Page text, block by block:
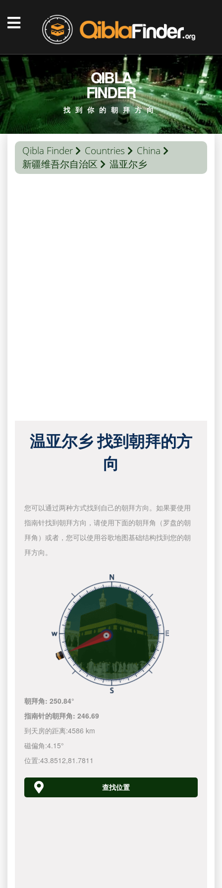
QIBLA
FINDER
找到你的朝拜方向
Qibla Finder Countries
China
新疆维吾尔自治区
温亚尔乡
温亚尔乡 找到朝拜的方
向
您可以通过两种方式找到自己的朝拜方向。如果要使用
指南针找到朝拜方向，请使用下面的朝拜角（罗盘的朝
拜角）或者，您可以使用谷歌地图基础结构找到您的朝
拜方向。
朝拜角:250.84°
指南针的朝拜角:246.69
到天房的距离:4586 km
磁偏角:4.15°
位置:43.8512,81.7811
查找位置